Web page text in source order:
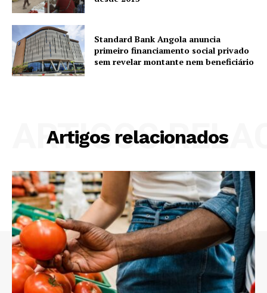
Standard Bank Angola anuncia
primeiro financiamento social privado
sem revelar montante nem beneficiário
Artigos relacionados
ARTIGOS